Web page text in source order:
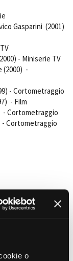
o
Gasparini (2001)
- Miniserie TV
(2000) -
- Cortometraggio
- Film
- Cortometraggio
- Cortometraggio